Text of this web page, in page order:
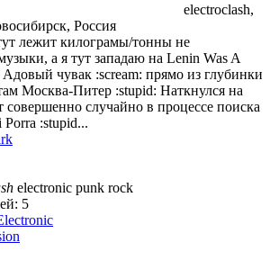
electroclash,
Россия
лежит килограмы/тонны не
а я тут западаю на Lenin Was A
чувак :scream: прямо из глубинки
Москва-Питер :stupid: Наткнулся на
совершенно случайно в процессе поиска
:stupid...
electronic punk rock
5